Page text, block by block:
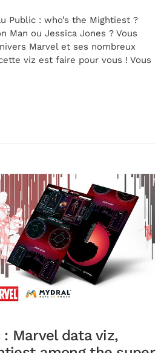
Public : who’s the Mightiest ?
Man ou Jessica Jones ? Vous
Marvel et ses nombreux
viz est faire pour vous ! Vous
Marvel data viz,